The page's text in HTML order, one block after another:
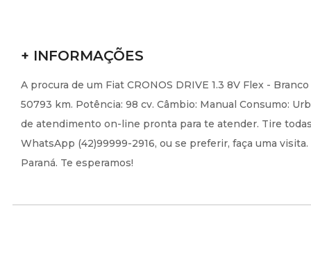
+ INFORMAÇÕES
A procura de um Fiat CRONOS DRIVE 1.3 8V Flex -
50793 km. Potência: 98 cv. Câmbio: Manual Consumo:
de atendimento on-line pronta para te atender. Tire
WhatsApp (42)99999-2916, ou se preferir, faça uma
Paraná. Te esperamos!